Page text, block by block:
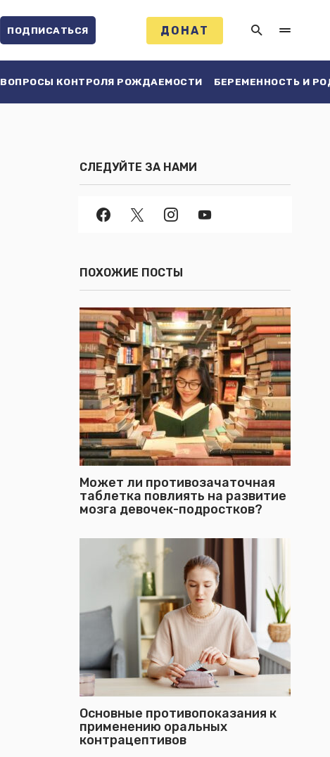
ПОДПИСАТЬСЯ ДОНАТ
ВОПРОСЫ КОНТРОЛЯ РОЖДАЕМОСТИ БЕРЕМЕННОСТЬ И
СЛЕДУЙТЕ ЗА НАМИ
ПОХОЖИЕ ПОСТЫ
Может ли противозачаточная
таблетка повлиять на развитие
мозга девочек-подростков?
Основные противопоказания к
применению оральных
контрацептивов